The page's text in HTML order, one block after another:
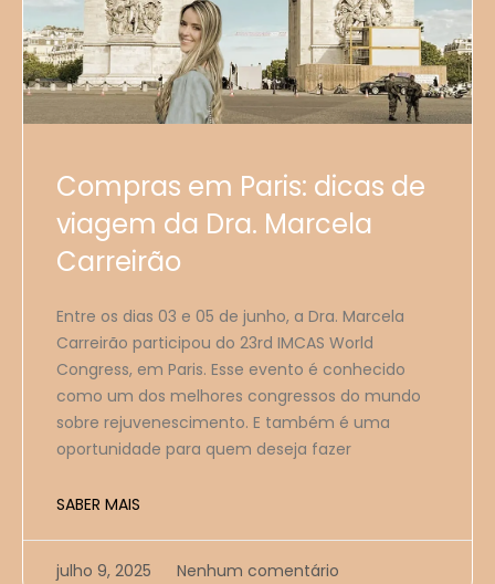
Compras em Paris: dicas de
viagem da Dra. Marcela
Carreirão
Entre os dias 03 e 05 de junho, a Dra. Marcela
Carreirão participou do 23rd IMCAS World
Congress, em Paris. Esse evento é conhecido
como um dos melhores congressos do mundo
sobre rejuvenescimento. E também é uma
oportunidade para quem deseja fazer
SABER MAIS
julho 9, 2025 Nenhum comentário